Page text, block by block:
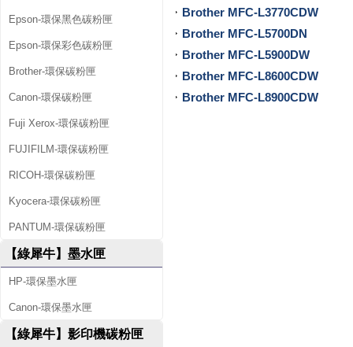
Epson-環保黑色碳粉匣
Epson-環保彩色碳粉匣
Brother-環保碳粉匣
Canon-環保碳粉匣
Fuji Xerox-環保碳粉匣
FUJIFILM-環保碳粉匣
RICOH-環保碳粉匣
Kyocera-環保碳粉匣
PANTUM-環保碳粉匣
【綠犀牛】墨水匣
HP-環保墨水匣
Canon-環保墨水匣
【綠犀牛】影印機碳粉匣
Brother MFC-L3770CDW
Brother MFC-L5700DN
Brother MFC-L5900DW
Brother MFC-L8600CDW
Brother MFC-L8900CDW